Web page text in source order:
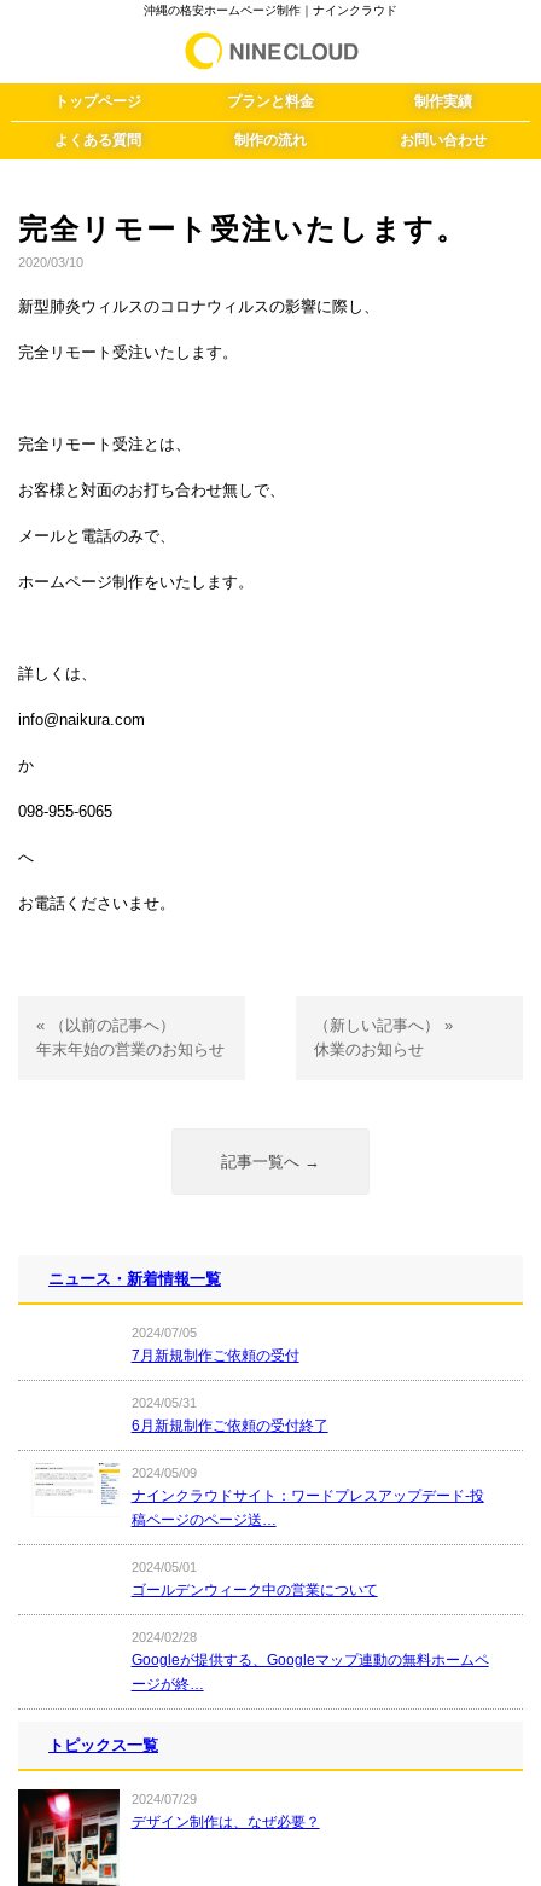
沖縄の格安ホームページ制作｜ナインクラウド
トップページ プランと料金 制作実績
よくある質問 制作の流れ お問い合わせ
完全リモート受注いたします。
2020/03/10
新型肺炎ウィルスのコロナウィルスの影響に際し、
完全リモート受注いたします。
完全リモート受注とは、
お客様と対面のお打ち合わせ無しで、
メールと電話のみで、
ホームページ制作をいたします。
詳しくは、
info@naikura.com
か
098-955-6065
へ
お電話くださいませ。
« （以前の記事へ）
年末年始の営業のお知らせ
（新しい記事へ） »
休業のお知らせ
記事一覧へ →
ニュース・新着情報一覧
2024/07/05
7月新規制作ご依頼の受付
2024/05/31
6月新規制作ご依頼の受付終了
2024/05/09
ナインクラウドサイト：ワードプレスアップデード-投
稿ページのページ送…
2024/05/01
ゴールデンウィーク中の営業について
2024/02/28
Googleが提供する、Googleマップ連動の無料ホームペ
ージが終…
トピックス一覧
2024/07/29
デザイン制作は、なぜ必要？